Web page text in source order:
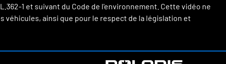
1 et suivant du Code de l'environnement. Cette vidéo ne
ainsi que pour le respect de la législation et